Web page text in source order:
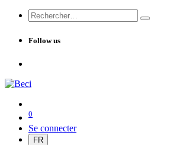
Follow us
0
Se connecter
FR